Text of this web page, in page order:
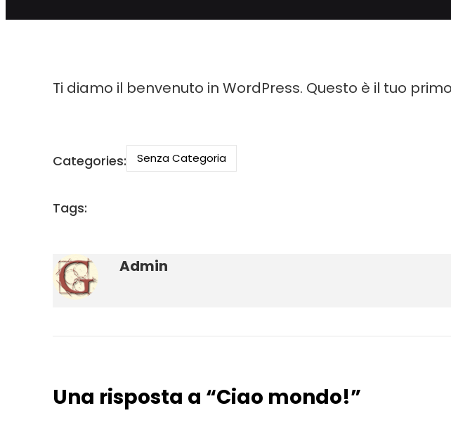
Ti diamo il benvenuto in WordPress. Questo è il tuo
Categories: Senza Categoria
Tags:
Admin
Una risposta a “Ciao mondo!”